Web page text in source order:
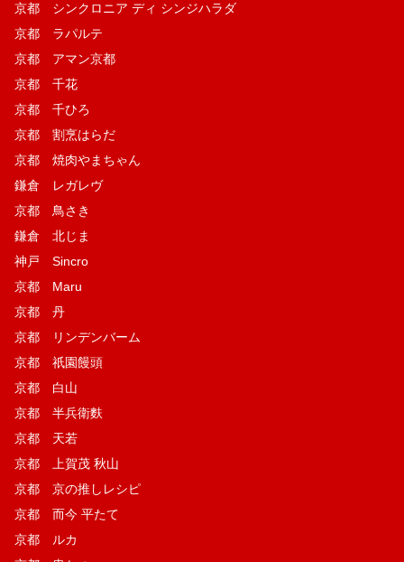
京都 シンクロニア ディ シンジハラダ
京都 ラパルテ
京都 アマン京都
京都 千花
京都 千ひろ
京都 割烹はらだ
京都 焼肉やまちゃん
鎌倉 レガレヴ
京都 鳥さき
鎌倉 北じま
神戸 Sincro
京都 Maru
京都 丹
京都 リンデンバーム
京都 祇園饅頭
京都 白山
京都 半兵衛麩
京都 天若
京都 上賀茂 秋山
京都 京の推しレシピ
京都 而今 平たて
京都 ルカ